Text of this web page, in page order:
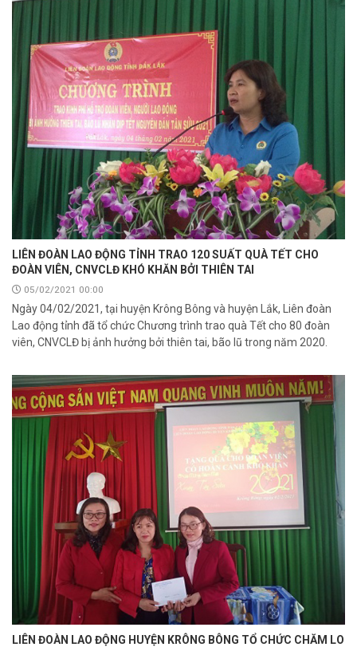
LIÊN ĐOÀN LAO ĐỘNG TỈNH TRAO 120 SUẤT QUÀ TẾT CHO
ĐOÀN VIÊN, CNVCLĐ KHÓ KHĂN BỞI THIÊN TAI
05/02/2021 00:00
Ngày 04/02/2021, tại huyện Krông Bông và huyện Lắk, Liên đoàn
Lao động tỉnh đã tổ chức Chương trình trao quà Tết cho 80 đoàn
viên, CNVCLĐ bị ảnh hưởng bởi thiên tai, bão lũ trong năm 2020.
LIÊN ĐOÀN LAO ĐỘNG HUYỆN KRÔNG BÔNG TỔ CHỨC CHĂM LO